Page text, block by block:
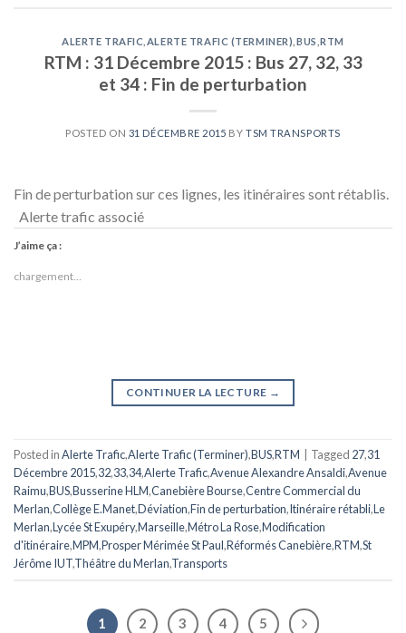
ALERTE TRAFIC ALERTE TRAFIC (TERMINER) BUS ,RTM
RTM : 31 Décembre 2015 : Bus 27, 32, 33
et 34 : Fin de perturbation
POSTED ON 31 DÉCEMBRE 2015 BY TSM TRANSPORTS
Fin de perturbation sur ces lignes, les itinéraires sont rétablis.
Alerte trafic associé
J’aime ça :
chargement…
CONTINUER LA LECTURE →
Posted inAlerte Trafic,Alerte Trafic (Terminer),BUS,RTM Tagged 27,31
Décembre 2015,32,33,34,Alerte Trafic,Avenue Alexandre Ansaldi,Avenue
Raimu,BUS,Busserine HLM,Canebière Bourse,Centre Commercial du
Merlan,Collège E.Manet,Déviation,Fin de perturbation,Itinéraire rétabli,Le
Merlan,Lycée St Exupéry,Marseille,Métro La Rose,Modification
d'itinéraire,MPM,Prosper Mérimée St Paul,Réformés Canebière,RTM,St
Jérôme IUT,Théâtre du Merlan,Transports
1 2 3 4 5